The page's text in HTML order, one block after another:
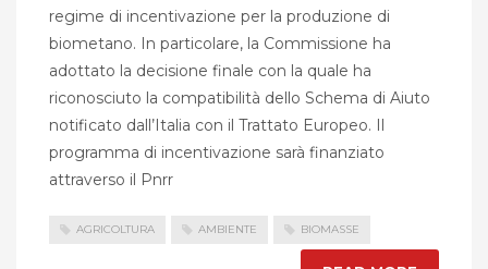
regime di incentivazione per la produzione di
biometano. In particolare, la Commissione ha
adottato la decisione finale con la quale ha
riconosciuto la compatibilità dello Schema di Aiuto
notificato dall’Italia con il Trattato Europeo. Il
programma di incentivazione sarà finanziato
attraverso il Pnrr
AGRICOLTURA AMBIENTE BIOMASSE